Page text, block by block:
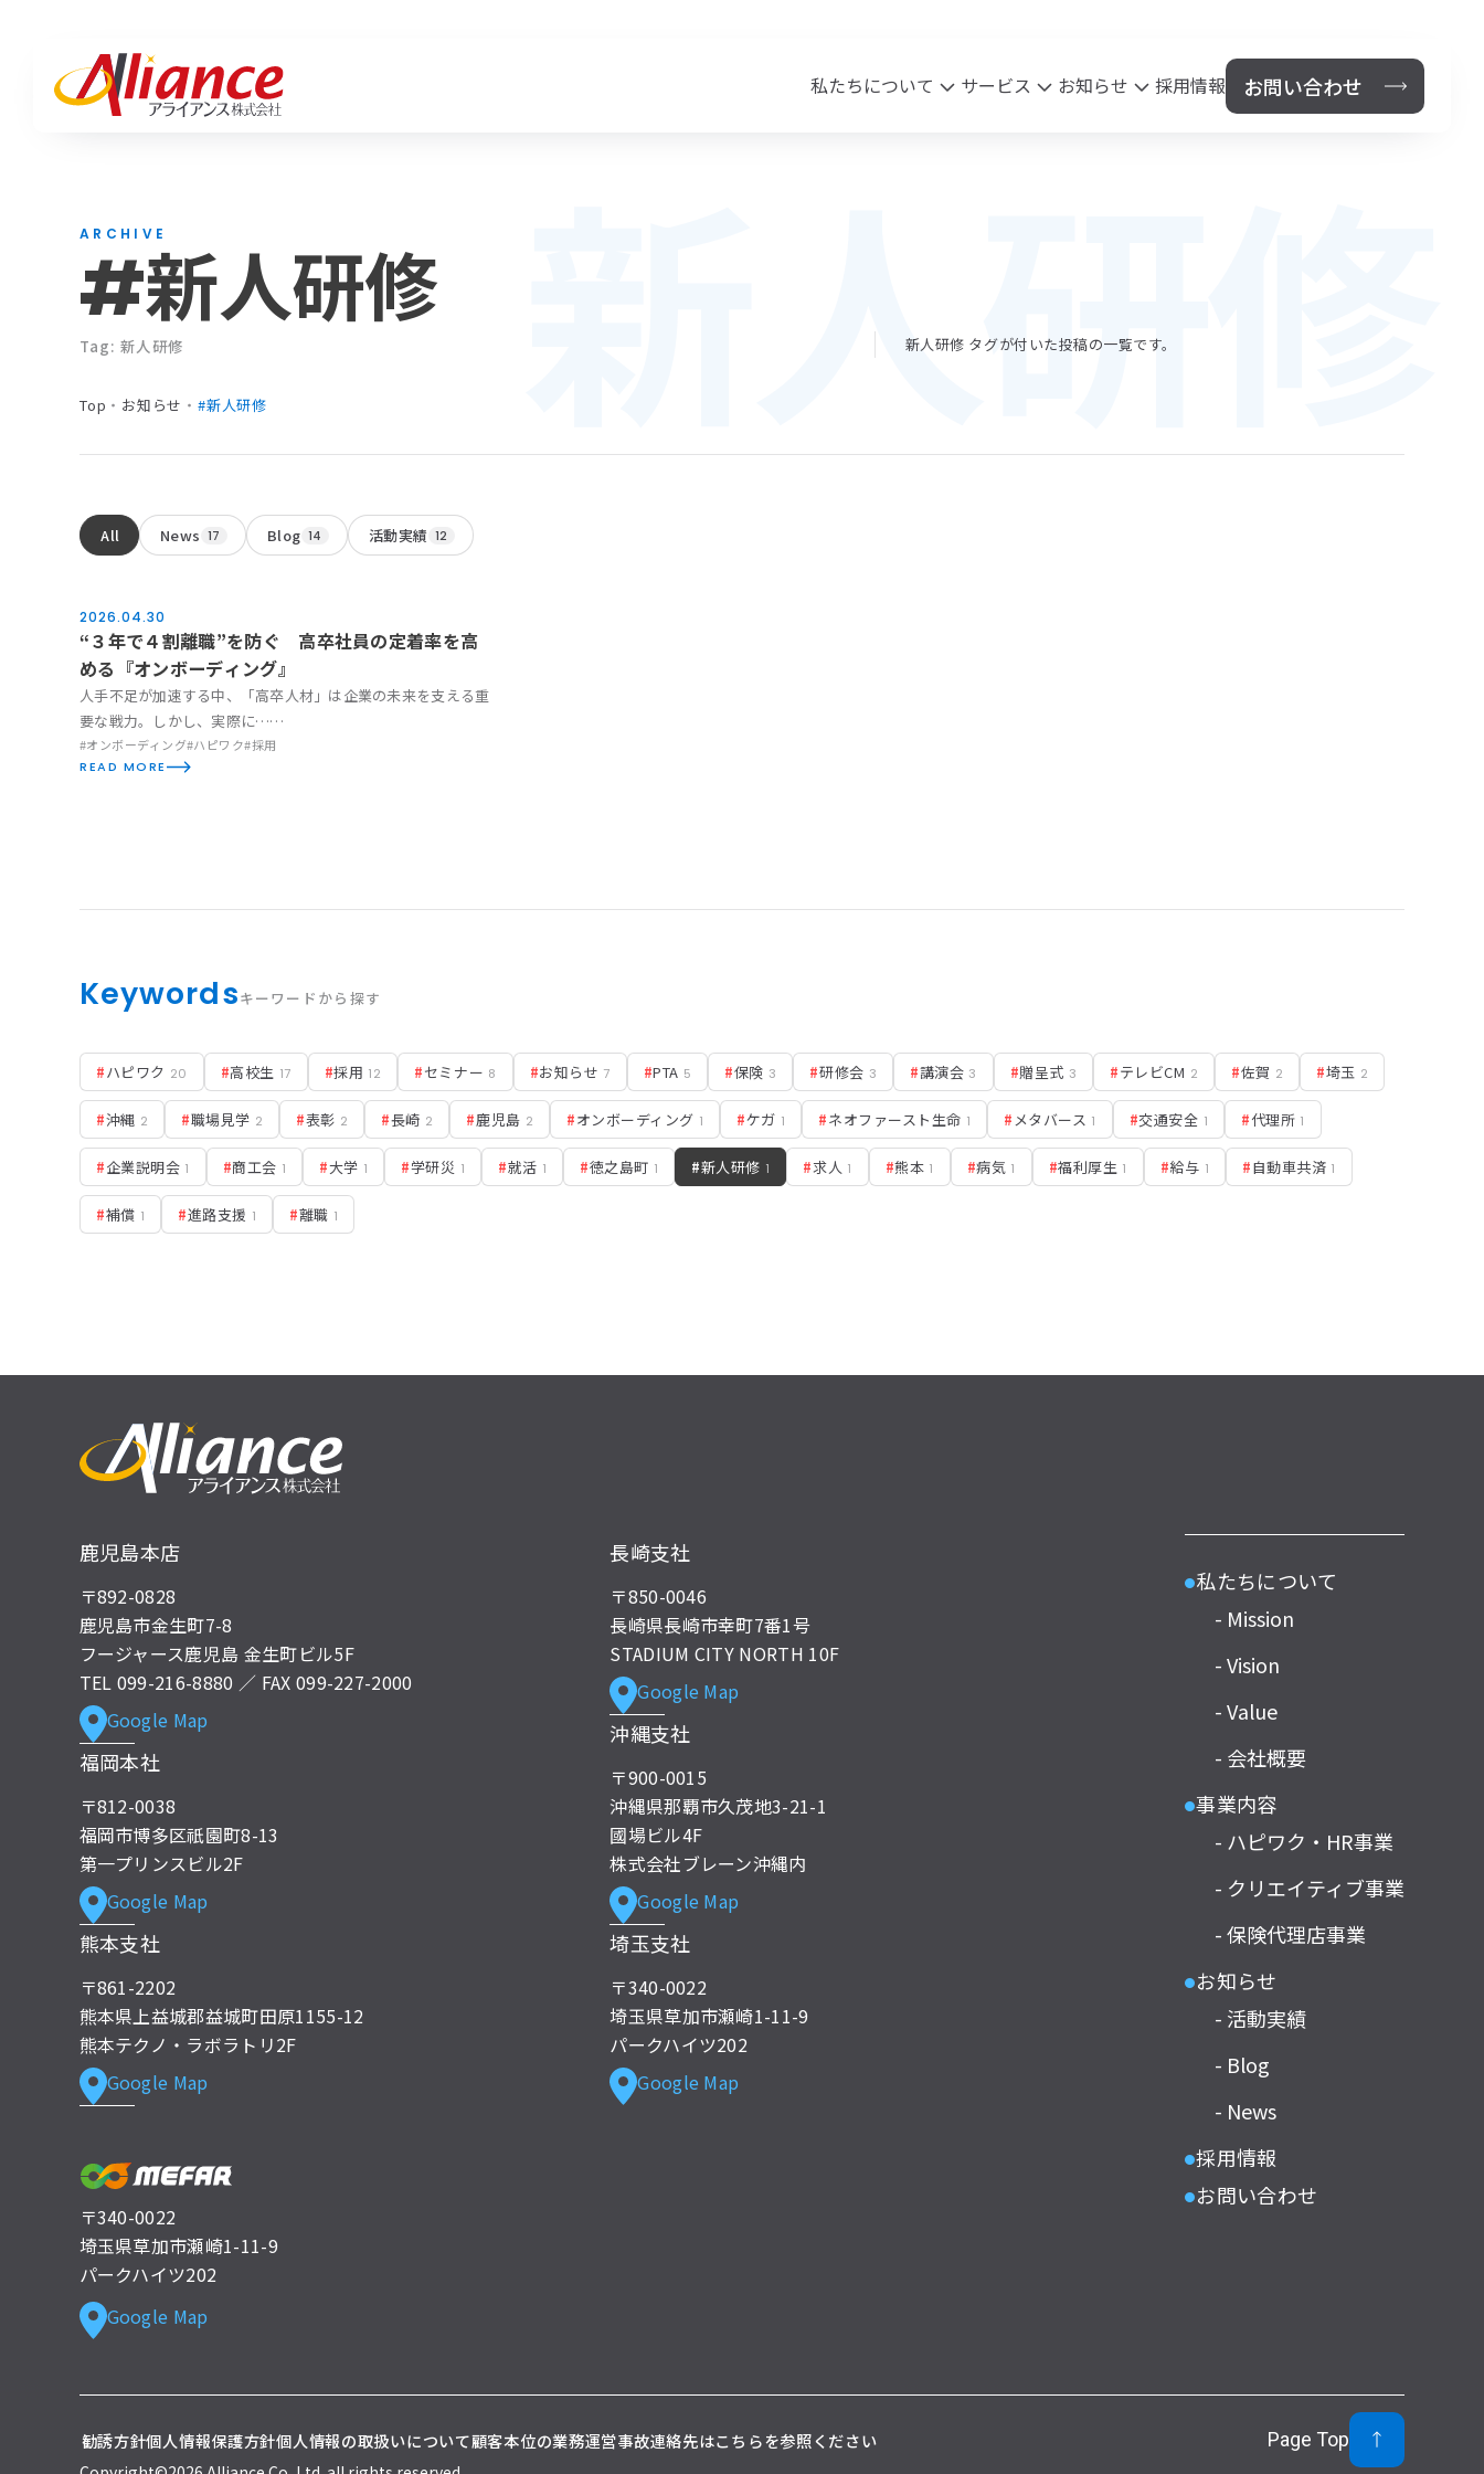
私たちについて サービス お知らせ 採用情報 お問い合わせ
地域と、企業と、人の「そば」で
紡ぎ、編み出す。
アライアンスの想いと歩み。
採用・人材・保険・ブランディングまで、
あらゆる挑戦に、最適な答えを。
活動実績・ブログ・最新情報。
アライアンスの「いま」をお届けします。
会社概要
保険代理店事業
お知らせ
活動実績
Blog
News
お問い合わせ
新人研修
ARCHIVE
#新人研修
Tag: 新人研修 新人研修 タグが付いた投稿の一覧です。
Top ・ お知らせ ・#新人研修
All News 17 Blog 14 活動実績 12
Blog
2026.04.30
“３年で４割離職”を防ぐ 高卒社員の定着率を高
める『オンボーディング』
人手不足が加速する中、「高卒人材」は企業の未来を支える重
要な戦力。しかし、実際に……
#オンボーディング#ハピワク#採用
READ MORE
Keywordsキーワードから探す
#ハピワク 20 #高校生 17 #採用 12 #セミナー 8 #お知らせ 7 #PTA 5 #保険 3 #研修会 3 #講演会 3 #贈呈式 3 #テレビCM 2 #佐賀 2 #埼玉 2
#沖縄 2 #職場見学 2 #表彰 2 #長崎 2 #鹿児島 2 #オンボーディング 1 #ケガ 1 #ネオファースト生命 1 #メタバース 1 #交通安全 1 #代理所 1
#企業説明会 1 #商工会 1 #大学 1 #学研災 1 #就活 1 #徳之島町 1 #新人研修 1 #求人 1 #熊本 1 #病気 1 #福利厚生 1 #給与 1 #自動車共済 1
#補償 1 #進路支援 1 #離職 1
鹿児島本店
〒892-0828
鹿児島市金生町7-8
フージャース鹿児島 金生町ビル5F
TEL 099-216-8880 ／ FAX 099-227-2000
Google Map
福岡本社
〒812-0038
福岡市博多区祇園町8-13
第一プリンスビル2F
Google Map
熊本支社
〒861-2202
熊本県上益城郡益城町田原1155-12
熊本テクノ・ラボラトリ2F
Google Map
長崎支社
〒850-0046
長崎県長崎市幸町7番1号
STADIUM CITY NORTH 10F
Google Map
沖縄支社
〒900-0015
沖縄県那覇市久茂地3-21-1
國場ビル4F
株式会社ブレーン沖縄内
Google Map
埼玉支社
〒340-0022
埼玉県草加市瀬崎1-11-9
パークハイツ202
Google Map
〒340-0022
埼玉県草加市瀬崎1-11-9
パークハイツ202
Google Map
●私たちについて
- Mission
- Vision
- Value
- 会社概要
●事業内容
- ハピワク・HR事業
- クリエイティブ事業
- 保険代理店事業
● お知らせ
- 活動実績
- Blog
- News
●採用情報
● お問い合わせ
勧誘方針個人情報保護方針個人情報の取扱いについて顧客本位の業務運営事故連絡先はこちらを参照ください Page Top